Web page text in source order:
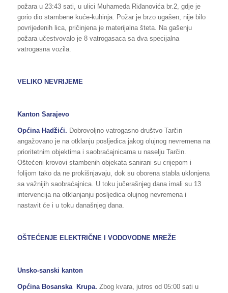
požara u 23:43 sati, u ulici Muhameda Riđanovića br.2, gdje je
gorio dio stambene kuće-kuhinja. Požar je brzo ugašen, nije bilo
povrijeđenih lica, pričinjena je materijalna šteta. Na gašenju
požara učestvovalo je 8 vatrogasaca sa dva specijalna
vatrogasna vozila.
VELIKO NEVRIJEME
Kanton Sarajevo
Općina Hadžići. Dobrovoljno vatrogasno društvo Tarčin
angažovano je na otklanju posljedica jakog olujnog nevremena na
prioritetnim objektima i saobraćajnicama u naselju Tarčin.
Oštećeni krovovi stambenih objekata sanirani su crijepom i
folijom tako da ne prokišnjavaju, dok su oborena stabla uklonjena
sa važnijih saobraćajnica. U toku jučerašnjeg dana imali su 13
intervencija na otklanjanju posljedica olujnog nevremena i
nastavit će i u toku današnjeg dana.
OŠTEĆENJE ELEKTRIČNE I VODOVODNE MREŽE
Unsko-sanski kanton
Općina Bosanska Krupa. Zbog kvara, jutros od 05:00 sati u